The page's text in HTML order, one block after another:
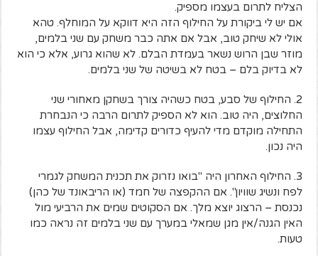
הצליח לתרום בעצמו מספיק.
אם יש לי ביקורת על החילוף הזה היא דווקא על המוחלף. טהא
אולי לא שיחק טוב, אבל אם אתה כבר משחק עם שני בלמים,
מוזר שבן הרוש נשאר בעמדת הבלם. לא שהוא גרוע, אלא כי הוא
לא בדיוק בלם – בטח לא בשיטה של שני בלמים.
2. החילוף של סבע, בטח כשהיה צורך בשחקן מאחורי שני
החלוצים, היה טוב. הוא לא הספיק לתרום הרבה כי הנבחרת
התחילה מוקדם מדי להעיף כדורים קדימה, אבל החילוף עצמו
היה נכון.
3. החילוף האחרון היה "בואו נזרוק את תכנית המשחק לגמרי
לפח ונשיג שוויון". אם ההקפצה של חמד (או הריבאונד של כהן)
נכנסת – הרצוג יוצא מלך. אם הסקוטים שמים את הרביעי מול
האין הגנה/אין מגן שמאלי במערך עם שני בלמים זה נראה כמו
טעות.